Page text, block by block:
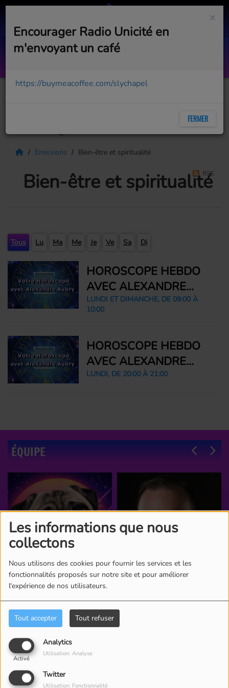
Les informations que nous
collectons
Nous utilisons des cookies pour fournir les services et les
fonctionnalités proposés sur notre site et pour améliorer
l'expérience de nos utilisateurs.
Tout accepter Tout refuser
Analytics
Activé
Utilisation: Analyse
Twitter
Utilisation: Fonctionnalité
Et si tu n'existais pas
Emissions Bien-être et spiritualité
Bien-être et spiritualité
RSS
Tous Lu Ma Me Je Ve Sa Di
HOROSCOPE HEBDO
AVEC ALEXANDRE
AUBRY, ASTROLOGUE
LUNDI ET DIMANCHE, DE 09:00 À
10:00
HOROSCOPE HEBDO
AVEC ALEXANDRE
AUBRY, ASTROLOGUE
LUNDI, DE 20:00 À 21:00
ÉQUIPE
×
Encourager Radio Unicité en
m'envoyant un café
https://buymeacoffee.com/slychapel
FERMER